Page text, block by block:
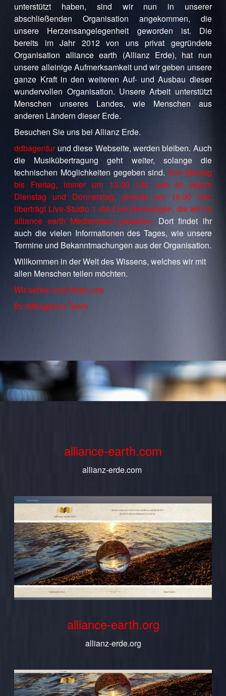
unterstützt haben, sind wir nun in unserer
abschließenden Organisation angekommen, die
unsere Herzensangelegenheit geworden ist. Die
bereits im Jahr 2012 von uns privat gegründete
Organisation alliance earth (Allianz Erde), hat nun
unsere alleinige Aufmerksamkeit und wir geben unsere
ganze Kraft in den weiteren Auf- und Ausbau dieser
wundervollen Organisation. Unsere Arbeit unterstützt
Menschen unseres Landes, wie Menschen aus
anderen Ländern dieser Erde.
Besuchen Sie uns bei Allianz Erde.
ddbagenturund diese Webseite, werden bleiben. Auch
die Musikübertragung geht weiter, solange die
technischen Möglichkeiten gegeben sind. Von Montag
bis Freitag, immer um 13.00 Uhr und an jedem
Dienstag und Donnerstag, jeweils um 19.00 Uhr,
überträgt Live-Studio 1 die Live-Sendungen, die wir im
alliance earth Medienteam gestalten. Dort findet ihr
auch die vielen Informationen des Tages, wie unsere
Termine und Bekanntmachungen aus der Organisation.
Willkommen in der Welt des Wissens, welches wir mit
allen Menschen teilen möchten.
Wir sehen und hören uns
Ihr ddbagentur Team
alliance-earth.com
allianz-erde.com
alliance-earth.org
allianz-erde.org